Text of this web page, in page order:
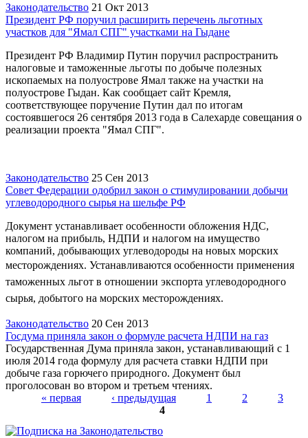
Законодательство 21 Окт 2013
Президент РФ поручил расширить перечень льготных
участков для "Ямал СПГ" участками на Гыдане
Президент РФ Владимир Путин поручил распространить
налоговые и таможенные льготы по добыче полезных
ископаемых на полуострове Ямал также на участки на
полуострове Гыдан. Как сообщает сайт Кремля,
соответствующее поручение Путин дал по итогам
состоявшегося 26 сентября 2013 года в Салехарде совещания о
реализации проекта "Ямал СПГ".
Законодательство 25 Сен 2013
Совет Федерации одобрил закон о стимулировании добычи
углеводородного сырья на шельфе РФ
Документ устанавливает особенности обложения НДС,
налогом на прибыль, НДПИ и налогом на имущество
компаний, добывающих углеводороды на новых морских
месторождениях. Устанавливаются особенности применения
таможенных льгот в отношении экспорта углеводородного
сырья, добытого на морских месторождениях.
Законодательство 20 Сен 2013
Госдума приняла закон о формуле расчета НДПИ на газ
Государственная Дума приняла закон, устанавливающий с 1
июля 2014 года формулу для расчета ставки НДПИ при
добыче газа горючего природного. Документ был
проголосован во втором и третьем чтениях.
« первая ‹ предыдущая 1 2
3
4